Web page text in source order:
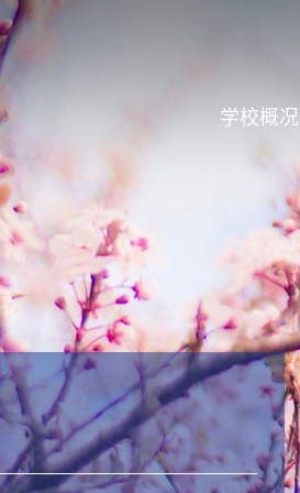
学校概况